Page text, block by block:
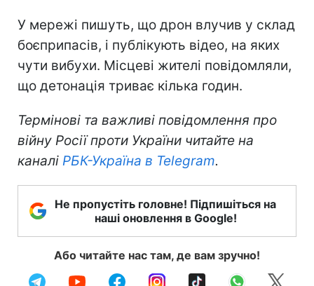
У мережі пишуть, що дрон влучив у склад
боєприпасів, і публікують відео, на яких
чути вибухи. Місцеві жителі повідомляли,
що детонація триває кілька годин.
Термінові та важливі повідомлення про
війну Росії проти України читайте на
каналі РБК-Україна в Telegram.
Не пропустіть головне! Підпишіться на
наші оновлення в Google!
Або читайте нас там, де вам зручно!